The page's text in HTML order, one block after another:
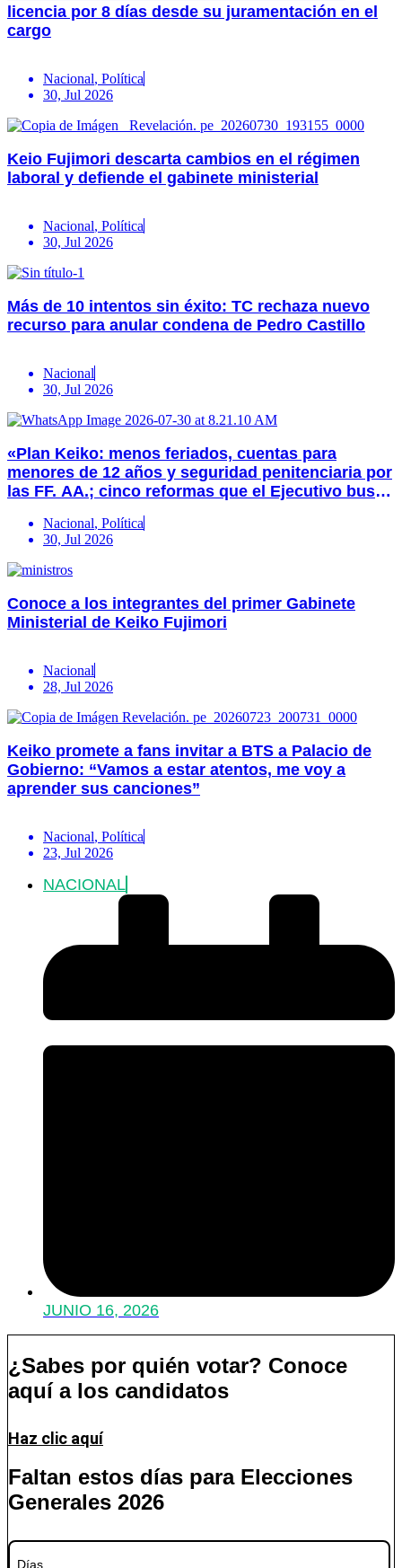
licencia por 8 días desde su juramentación en el
cargo
Nacional, Política
30, Jul 2026
Keio Fujimori descarta cambios en el régimen
laboral y defiende el gabinete ministerial
Nacional, Política
30, Jul 2026
Más de 10 intentos sin éxito: TC rechaza nuevo
recurso para anular condena de Pedro Castillo
Nacional
30, Jul 2026
«Plan Keiko: menos feriados, cuentas para
menores de 12 años y seguridad penitenciaria por
las FF. AA.; cinco reformas que el Ejecutivo busca
Nacional, Política
30, Jul 2026
Conoce a los integrantes del primer Gabinete
Ministerial de Keiko Fujimori
Nacional
28, Jul 2026
Keiko promete a fans invitar a BTS a Palacio de
Gobierno: “Vamos a estar atentos, me voy a
aprender sus canciones”
Nacional, Política
23, Jul 2026
NACIONAL
JUNIO 16, 2026
¿Sabes por quién votar? Conoce
aquí a los candidatos
Haz clic aquí
Faltan estos días para Elecciones
Generales 2026
Días